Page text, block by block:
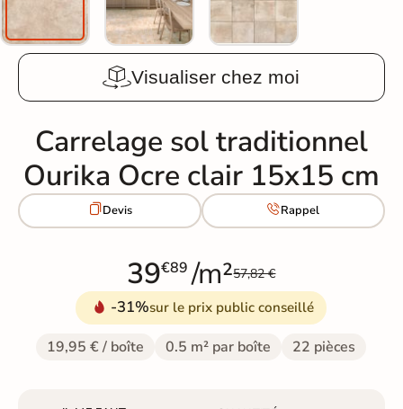
Visualiser chez moi
Carrelage sol traditionnel
Ourika Ocre clair 15x15 cm
Devis Rappel
39€89 /m²57,82 €
-31%sur le prix public conseillé
19,95 € / boîte 0.5 m² par boîte 22 pièces